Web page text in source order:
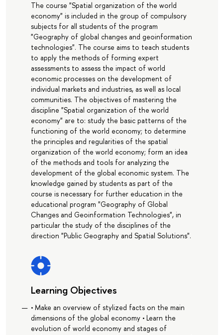
The course "Spatial organization of the world
economy" is included in the group of compulsory
subjects for all students of the program
"Geography of global changes and geoinformation
technologies". The course aims to teach students
to apply the methods of forming expert
assessments to assess the impact of world
economic processes on the development of
individual markets and industries, as well as local
communities. The objectives of mastering the
discipline "Spatial organization of the world
economy" are to: study the basic patterns of the
functioning of the world economy; to determine
the principles and regularities of the spatial
organization of the world economy; form an idea
of the methods and tools for analyzing the
development of the global economic system. The
knowledge gained by students as part of the
course is necessary for further education in the
educational program "Geography of Global
Changes and Geoinformation Technologies", in
particular the study of the disciplines of the
direction "Public Geography and Spatial Solutions".
Learning Objectives
• Make an overview of stylized facts on the main
dimensions of the global economy • Learn the
evolution of world economy and stages of